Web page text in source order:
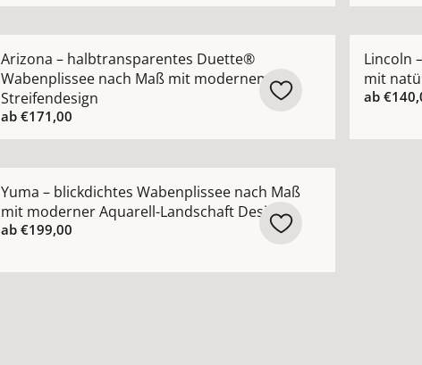
Arizona – halbtransparentes Duette®
Wabenplissee nach Maß mit modernem
Streifendesign
ab €171,00
Lincoln
mit
ab
Yuma – blickdichtes Wabenplissee nach Maß
mit moderner Aquarell-Landschaft Design
ab €199,00